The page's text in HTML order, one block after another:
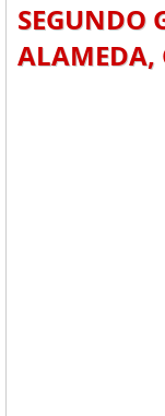
SEGUNDO
ALAMEDA,